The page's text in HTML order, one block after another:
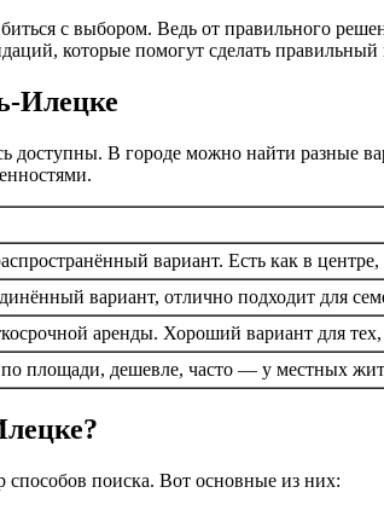
с выбором. Ведь от правильного
которые помогут сделать
Илецке
доступны. В городе можно найти
вариант. Есть как в
вариант, отлично подходит для
аренды. Хороший вариант для
площади, дешевле, часто — у местных
поиска. Вот основные из них: